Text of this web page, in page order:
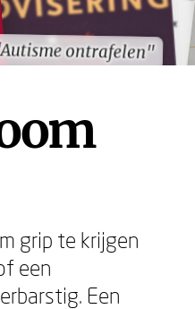
ontrafelen"
ontrafelen"
grip te krijgen
een
Een